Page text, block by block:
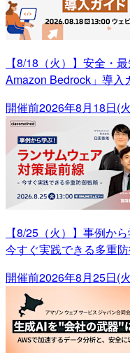
【8/18（火）】安全・
Amazon Bedrock」導入
開催前2026年8月18日(
【8/25（火）】事例か
今すぐ実践できる多重
開催前2026年8月25日(